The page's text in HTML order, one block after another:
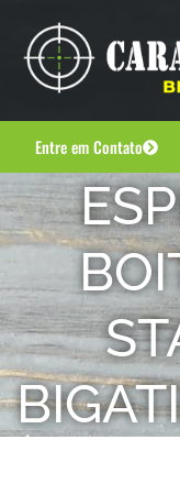
Entre em Contato